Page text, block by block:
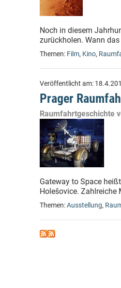
Noch in diesem
zurückholen. Wann
Themen: Film, Kino,
Veröffentlicht am:
Prager
Raumfahrtgeschichte
Gateway to Space
Holešovice. Zahlreiche
Themen:Ausstellung,